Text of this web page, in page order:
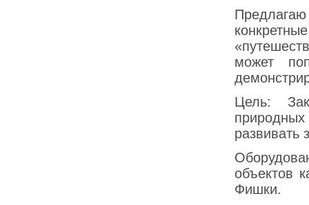
может
Цель:
развивать
объектов
Фишки.